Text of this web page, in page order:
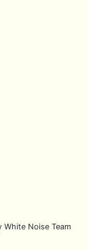
Noise Team